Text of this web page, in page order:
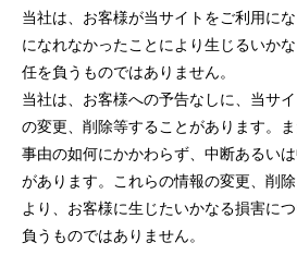
当社は、お客様が当サイトをご利用に
になれなかったことにより生じるいか
任を負うものではありません。
当社は、お客様への予告なしに、当サ
の変更、削除等することがあります。
事由の如何にかかわらず、中断あるい
があります。これらの情報の変更、削
より、お客様に生じたいかなる損害に
負うものではありません。